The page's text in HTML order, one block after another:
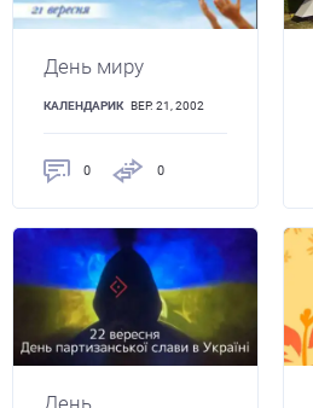
День миру
КАЛЕНДАРИК ВЕР. 21, 2002
0 0
День